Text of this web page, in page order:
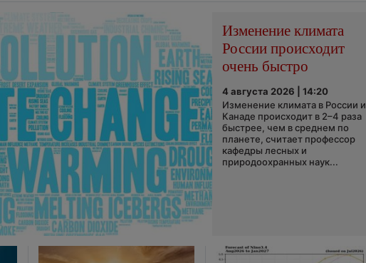
Изменение климата
России происходит
очень быстро
4 августа 2026 | 14:20
Изменение климата в России и
Канаде происходит в 2–4 раза
быстрее, чем в среднем по
планете, считает профессор
кафедры лесных и
природоохранных наук...